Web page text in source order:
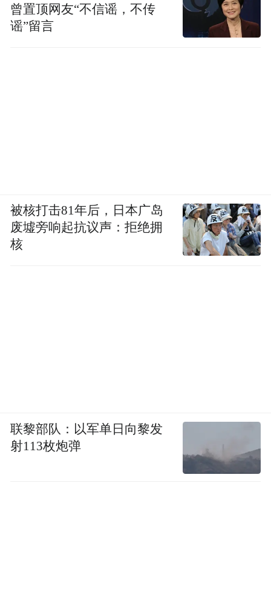
曾置顶网友“不信谣，不传
谣”留言
被核打击81年后，日本广岛
废墟旁响起抗议声：拒绝拥
核
联黎部队：以军单日向黎发
射113枚炮弹